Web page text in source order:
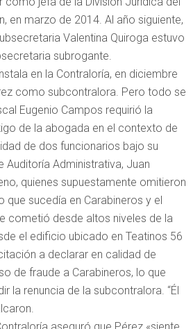
en marzo de 2014. Al año siguiente,
Valentina Quiroga estuvo
subrogante.
en la Contraloría, en diciembre
como subcontralora. Pero todo se
Eugenio Campos requirió la
de la abogada en el contexto de
de dos funcionarios bajo su
Auditoría Administrativa, Juan
quienes supuestamente omitieron
que sucedía en Carabineros y el
cometió desde altos niveles de la
el edificio ubicado en Teatinos 56
a declarar en calidad de
de fraude a Carabineros, lo que
la renuncia de la subcontralora. “Él
aseguró que Pérez «siente